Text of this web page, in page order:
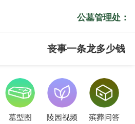
公墓管理处：
丧事一条龙多少钱
墓型图 陵园视频 殡葬问答